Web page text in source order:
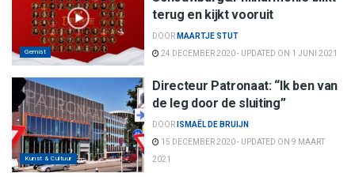
Gemist
terug en kijkt vooruit
DOOR MAARTJE STUT
24 DECEMBER 2020 - UPDATED ON 1 JUNI 2021
Kunst & Cultuur
Directeur Patronaat: “Ik ben van
de leg door de sluiting”
DOOR ISMAËL DE BRUIJN
15 DECEMBER 2020 - UPDATED ON 9 MAART
2021